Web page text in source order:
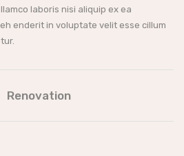
laboris nisi aliquip ex ea
enderit in voluptate velit esse cillum
Renovation